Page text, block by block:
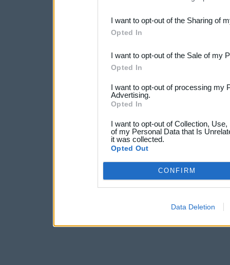
Downstream Participants
third parties.
I want to opt-out of the Sharing of
Opted In
I want to opt-out of the Sale of my
Opted In
I want to opt-out of processing my
Advertising.
Opted In
I want to opt-out of Collection,
of my Personal Data that Is
it was collected.
Opted Out
CONFIRM
Data Deletion